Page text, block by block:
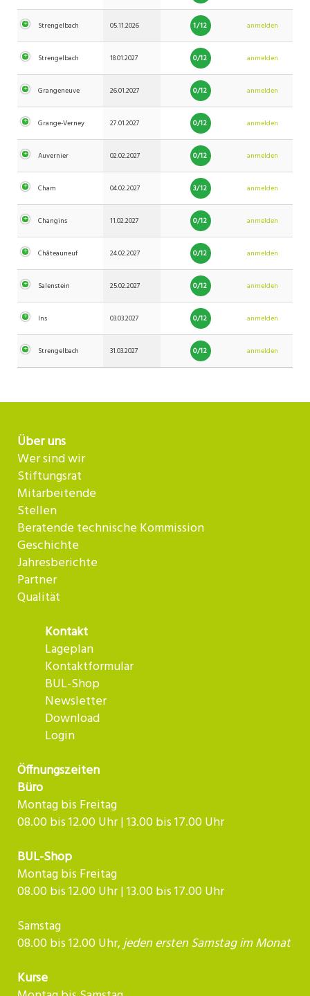
Strengelbach 05.11.2026 1/12 anmelden
Strengelbach 18.01.2027 0/12 anmelden
Grangeneuve 26.01.2027 0/12 anmelden
Grange-Verney 27.01.2027 0/12 anmelden
Auvernier 02.02.2027 0/12 anmelden
Cham 04.02.2027 3/12 anmelden
Changins 11.02.2027 0/12 anmelden
Châteauneuf 24.02.2027 0/12 anmelden
Salenstein 25.02.2027 0/12 anmelden
Ins 03.03.2027 0/12 anmelden
Strengelbach 31.03.2027 0/12 anmelden
Über uns
Wer sind wir
Stiftungsrat
Mitarbeitende
Stellen
Beratende technische Kommission
Geschichte
Jahresberichte
Partner
Qualität
Kontakt
Lageplan
Kontaktformular
BUL-Shop
Newsletter
Download
Login
Öffnungszeiten
Büro
Montag bis Freitag
08.00 bis 12.00 Uhr | 13.00 bis 17.00 Uhr
BUL-Shop
Montag bis Freitag
08.00 bis 12.00 Uhr | 13.00 bis 17.00 Uhr
Samstag
08.00 bis 12.00 Uhr,jeden ersten Samstag im Monat
Kurse